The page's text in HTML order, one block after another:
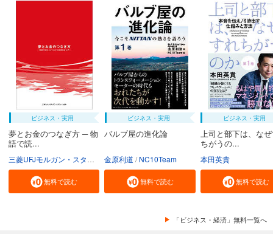
ビジネス・実用
夢とお金のつなぎ方 ─ 物
語で読...
無料で読む
ビジネス・実用
バルブ屋の進化論
金原利道 NC10Team
無料で読む
ビジネス・実用
上司と部下は、な
ちがうの...
本田英貴
無料で読む
「ビジネス・経済」無料一覧へ